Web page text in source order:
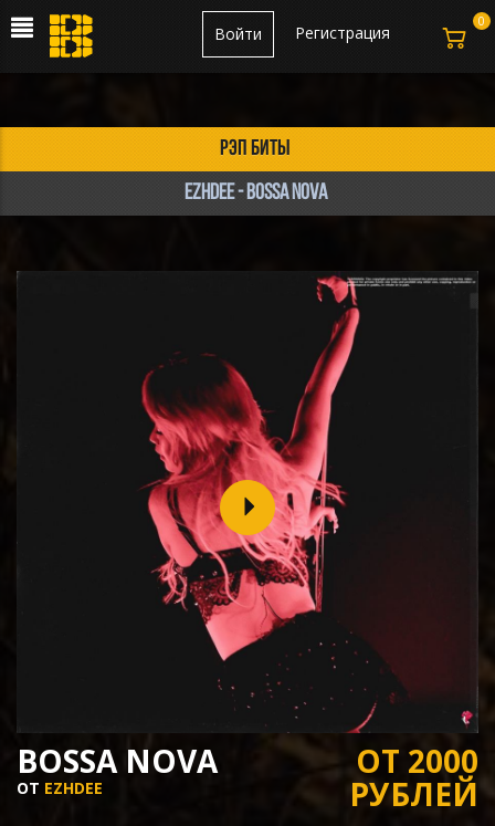
Регистрация
Войти
рэп биты
Ezhdee - BOSSA NOVA
BOSSA NOVA
ОТ EZHDEE
ОТ 2000
РУБЛЕЙ
0